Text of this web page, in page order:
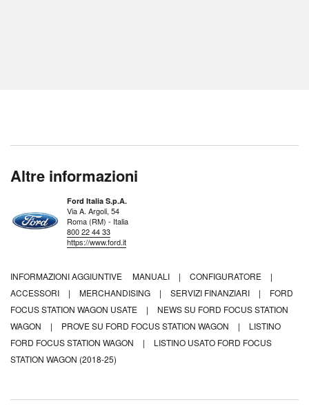
Altre informazioni
Ford Italia S.p.A.
Via A. Argoli, 54
Roma (RM) - Italia
800 22 44 33
https://www.ford.it
INFORMAZIONI AGGIUNTIVE MANUALI | CONFIGURATORE
|
ACCESSORI
| MERCHANDISING | SERVIZI FINANZIARI |
FORD
FOCUS STATION WAGON USATE
|
NEWS SU FORD FOCUS STATION
WAGON
| PROVE SU FORD FOCUS STATION WAGON |
LISTINO
FORD FOCUS STATION WAGON
|
LISTINO USATO FORD FOCUS
STATION WAGON (2018-25)